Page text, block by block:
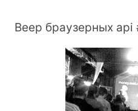
Веер браузерных api